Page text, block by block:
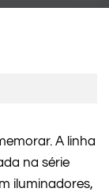
A linha
na série
iluminadores,